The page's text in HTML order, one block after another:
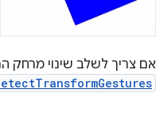
אם צריך לשלב שינוי מרחק